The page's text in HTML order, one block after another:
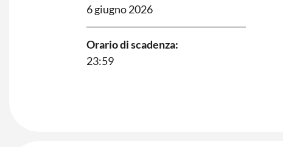
6 giugno 2026
Orario di scadenza:
23:59